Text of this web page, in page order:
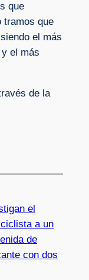
que
tramos que
el más
el más
de la
el
a un
de
con dos